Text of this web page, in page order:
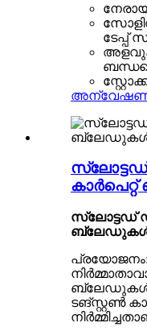
ടേപ്പ്
സ്ലോട്ടഡ്
ബ്ലേഡുകൾ
ടങ്സ്റ്റൺ